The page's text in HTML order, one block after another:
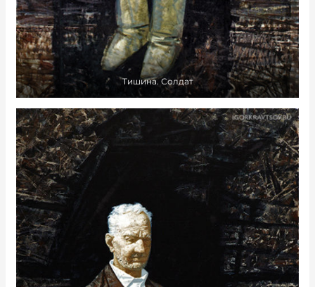
Тишина. Солдат